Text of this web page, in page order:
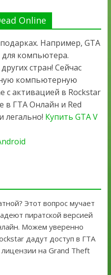
Online
Например, GTA
для компьютера.
стран! Сейчас
компьютерную
с активацией в Rockstar
в ГТА Онлайн и Red
легально! Купить GTA V
Этот вопрос мучает
пиратской версией
Можем уверенно
дадут доступ в ГТА
на Grand Theft